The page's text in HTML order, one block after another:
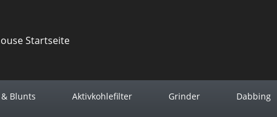
Blunts Aktivkohlefilter Grinder Dabbing